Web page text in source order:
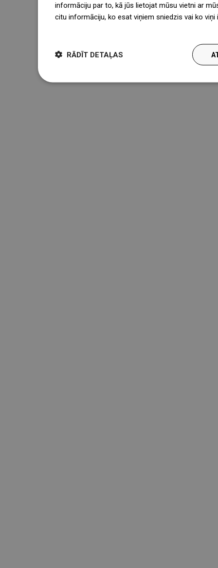
informāciju par to, kā jūs lietojat mūsu vietni ar
citu informāciju, ko esat viņiem sniedzis vai ko
RĀDĪT DETAĻAS